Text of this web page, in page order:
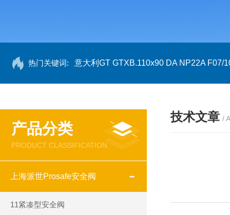
热门关键词: 意大利GT GTXB.110x90 DA NP22A F07/
产品分类
PRODUCT CLASSIFICATION
上海派世Prosafe安全阀
11紧凑型安全阀
技术文章 /